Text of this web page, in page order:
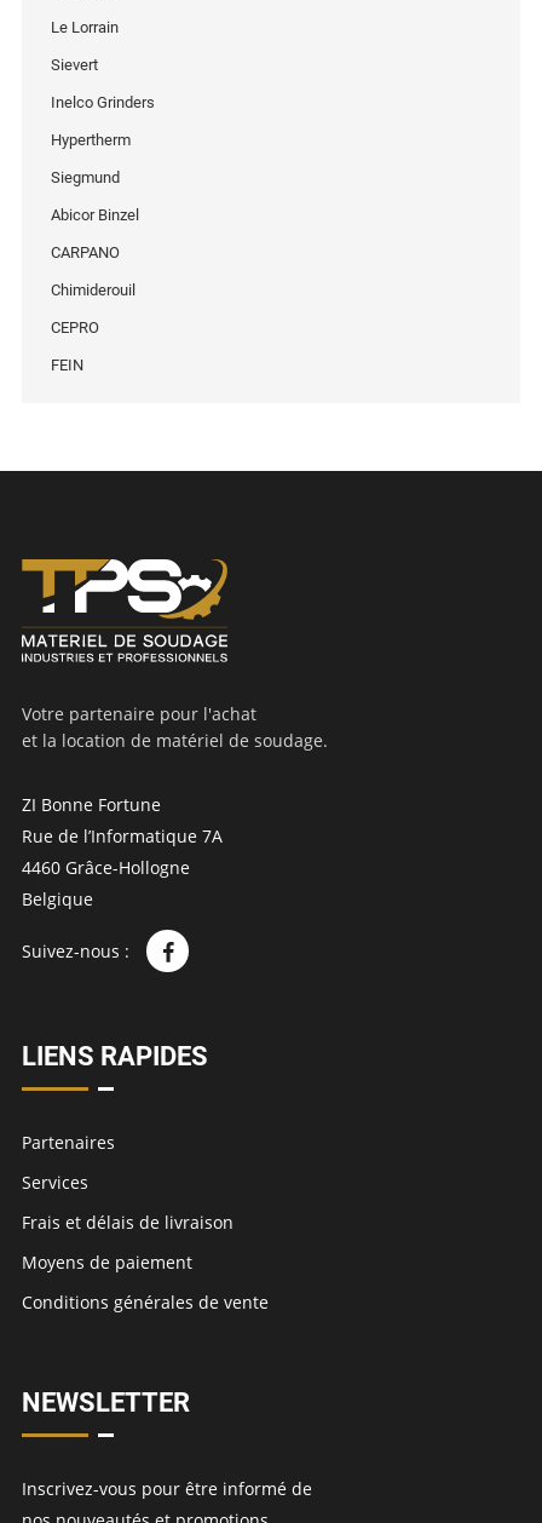
Le Lorrain
Sievert
Inelco Grinders
Hypertherm
Siegmund
Abicor Binzel
CARPANO
Chimiderouil
CEPRO
FEIN
Votre partenaire pour l'achat
et la location de matériel de soudage.
ZI Bonne Fortune
Rue de l’Informatique 7A
4460 Grâce-Hollogne
Belgique
Suivez-nous :
LIENS RAPIDES
Partenaires
Services
Frais et délais de livraison
Moyens de paiement
Conditions générales de vente
NEWSLETTER
Inscrivez-vous pour être informé de